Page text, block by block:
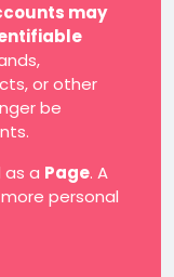
may
or other
be
a Page. A
personal